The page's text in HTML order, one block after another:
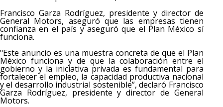
Francisco Garza Rodríguez, presidente y director de
General Motors, aseguró que las empresas tienen
confianza en el país y aseguró que el Plan México sí
funciona.
"Este anuncio es una muestra concreta de que el Plan
México funciona y de que la colaboración entre el
gobierno y la iniciativa privada es fundamental para
fortalecer el empleo, la capacidad productiva nacional
y el desarrollo industrial sostenible”, declaró Francisco
Garza Rodríguez, presidente y director de General
Motors.